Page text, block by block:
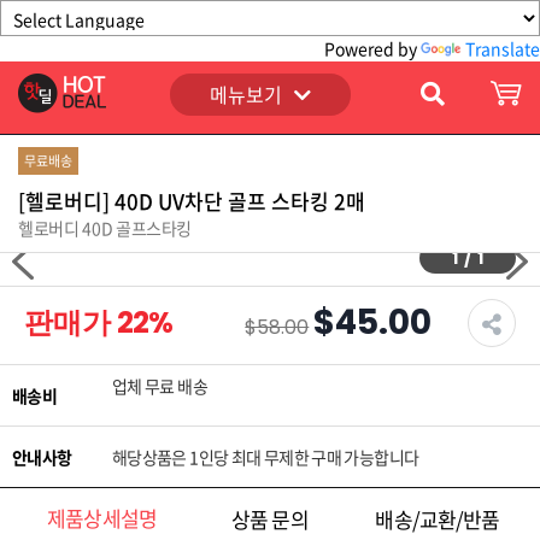
Powered by Translate
메뉴보기
무료배송
[헬로버디] 40D UV차단 골프 스타킹 2매
헬로버디 40D 골프스타킹
1 / 1
판매가22% $58.00 $45.00
배송비 업체 무료 배송
안내사항 해당상품은 1인당 최대 무제한 구매 가능합니다
제품상세설명 상품 문의 배송/교환/반품